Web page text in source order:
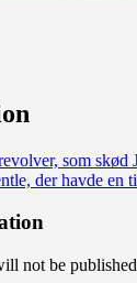
som skød
der havde
not be